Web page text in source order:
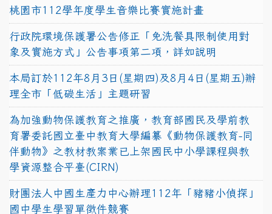
桃園市112學年度學生音樂比賽實施計畫
行政院環境保護署公告修正「免洗餐具限制使用對
象及實施方式」公告事項第二項，詳如說明
本局訂於112年8月3日(星期四)及8月4日(星期五)辦
理全市「低碳生活」主題研習
為加強動物保護教育之推廣，教育部國民及學前教
育署委託國立臺中教育大學編纂《動物保護教育-同
伴動物》之教材教案業已上架國民中小學課程與教
學資源整合平臺(CIRN)
財團法人中國生產力中心辦理112年「豬豬小偵探」
國中學生學習單徵件競賽